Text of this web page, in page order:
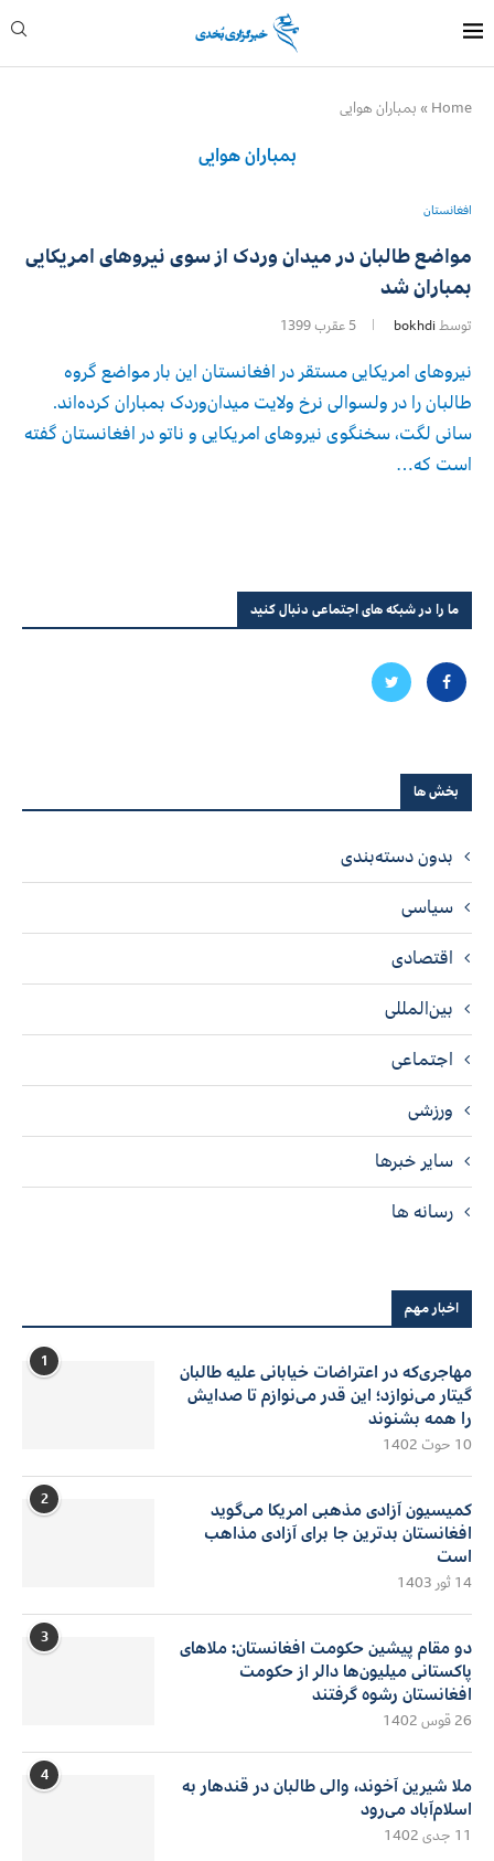
Home
» بمباران هوایی
بمباران هوایی
افغانستان
مواضع طالبان در میدان وردک از سوی نیروهای امریکایی
بمباران شد
توسط bokhdi 5 عقرب 1399
نیروهای امریکایی مستقر در افغانستان این بار مواضع گروه
طالبان را در ولسوالی نرخ ولایت میدان‌وردک بمباران کرده‌اند.
سانی لگت، سخنگوی نیروهای امریکایی و ناتو در افغانستان گفته
است که…
ما را در شبکه های اجتماعی دنبال کنید
بخش ها
بدون دسته‌بندی
سیاسی
اقتصادی
بین‌المللی
اجتماعی
ورزشی
سایر خبرها
رسانه ها
اخبار مهم
1
مهاجری‌که در اعتراضات خیابانی علیه طالبان
گیتار می‌نوازد؛ این قدر می‌نوازم تا صدایش
را همه بشنوند
10 حوت 1402
2
کمیسیون آزادی مذهبی امریکا می‌گوید
افغانستان بدترین جا برای آزادی مذاهب
است
14 ثور 1403
3
دو مقام پیشین حکومت افغانستان: ملاهای
پاکستانی میلیون‌ها دالر از حکومت
افغانستان رشوه گرفتند
26 قوس 1402
4
ملا شیرین آخوند، والی طالبان در قندهار به
اسلام‌آباد می‌رود
11 جدی 1402